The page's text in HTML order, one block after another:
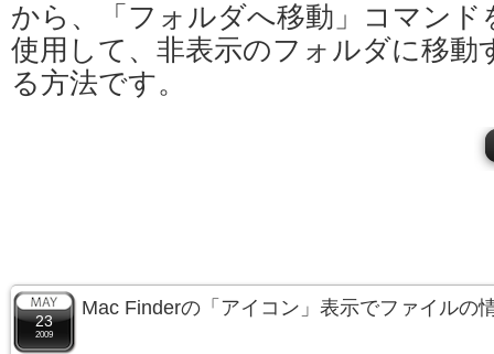
から、「フォルダへ移動」コマンド
使用して、非表示のフォルダに移動
る方法です。
23
2009
Mac Finderの「アイコン」表示でファイルの